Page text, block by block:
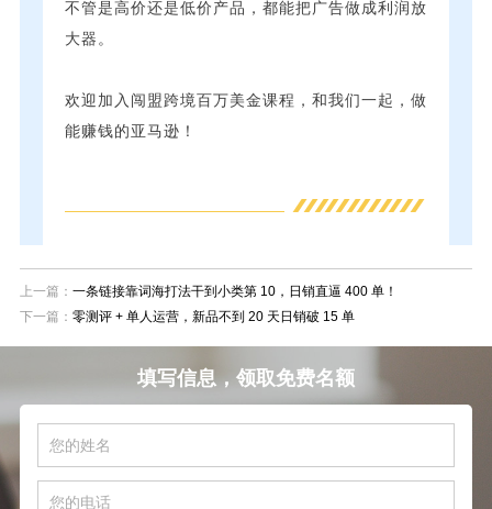
不管是高价还是低价产品，都能把广告做成利润放
大器。
欢迎加入闯盟跨境百万美金课程，和我们一起，做
能赚钱的亚马逊！
上一篇： 一条链接靠词海打法干到小类第 10，日销直逼 400 单！
下一篇： 零测评 + 单人运营，新品不到 20 天日销破 15 单
填写信息，领取免费名额